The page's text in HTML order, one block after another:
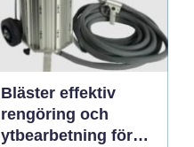
Bläster effektiv
rengöring och
ytbearbetning för